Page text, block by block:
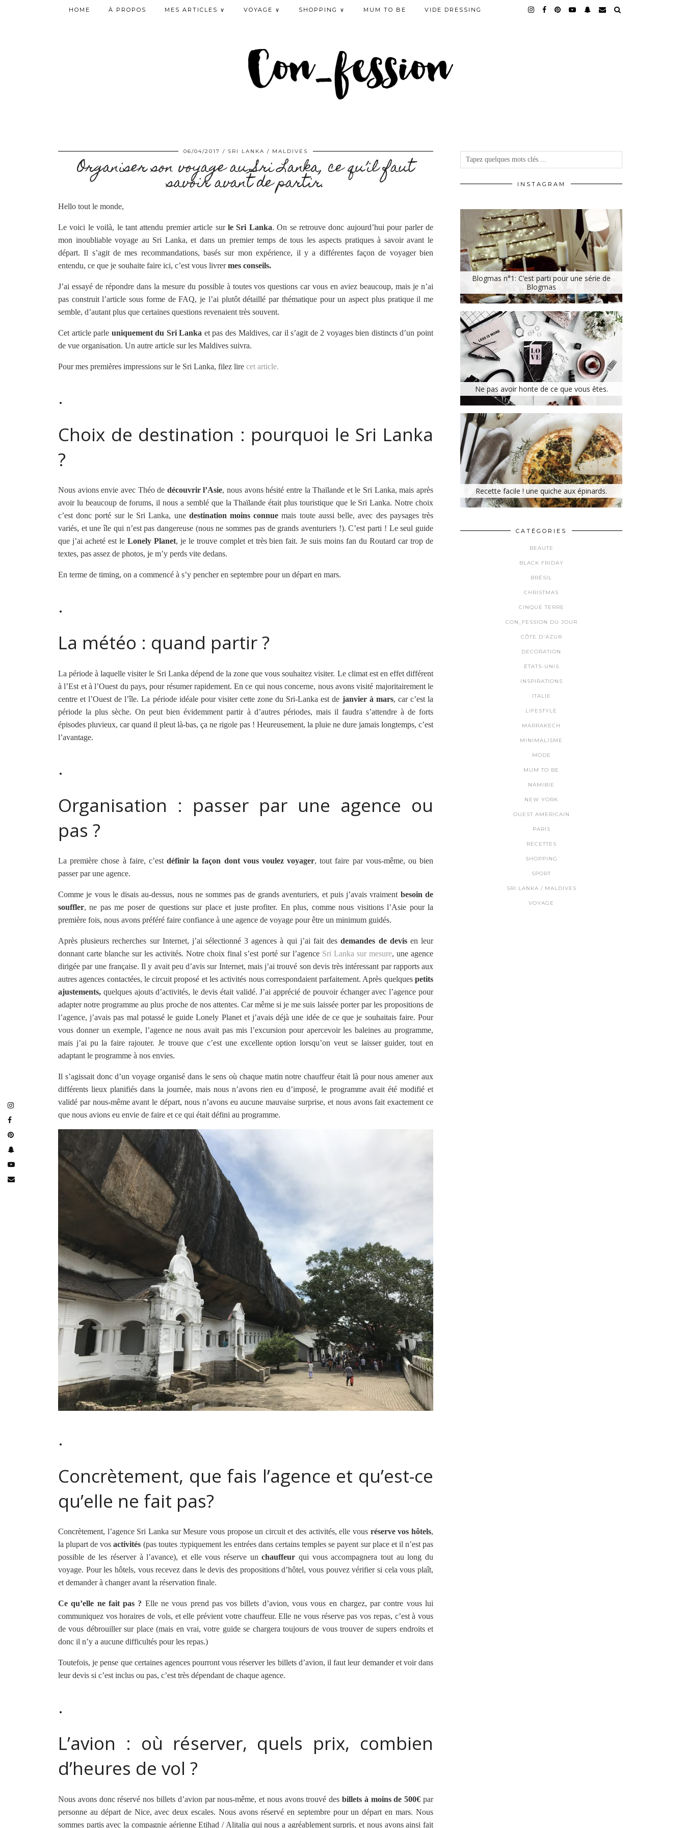
HOME À PROPOS MES ARTICLES ∨ VOYAGE ∨ SHOPPING ∨ MUM TO BE VIDE DRESSING
06/04/2017 SRI LANKA / MALDIVES
Organiser son voyage au Sri Lanka, ce qu’il faut
savoir avant de partir.
Hello tout le monde,
Le voici le voilà, le tant attendu premier article sur le Sri Lanka. On se retrouve donc aujourd’hui pour parler de
mon inoubliable voyage au Sri Lanka, et dans un premier temps de tous les aspects pratiques à savoir avant le
départ. Il s’agit de mes recommandations, basés sur mon expérience, il y a différentes façon de voyager bien
entendu, ce que je souhaite faire ici, c’est vous livrermes conseils.
J’ai essayé de répondre dans la mesure du possible à toutes vos questions car vous en aviez beaucoup, mais je n’ai
pas construit l’article sous forme de FAQ, je l’ai plutôt détaillé par thématique pour un aspect plus pratique il me
semble, d’autant plus que certaines questions revenaient très souvent.
Cet article parle uniquement du Sri Lanka et pas des Maldives, car il s’agit de 2 voyages bien distincts d’un point
de vue organisation. Un autre article sur les Maldives suivra.
Pour mes premières impressions sur le Sri Lanka, filez lire cet article.
.
Choix de destination : pourquoi le Sri Lanka
?
Nous avions envie avec Théo de découvrir l’Asie, nous avons hésité entre la Thaïlande et le Sri Lanka, mais après
avoir lu beaucoup de forums, il nous a semblé que la Thaïlande était plus touristique que le Sri Lanka. Notre choix
c’est donc porté sur le Sri Lanka, une destination moins connue mais toute aussi belle, avec des paysages très
variés, et une île qui n’est pas dangereuse (nous ne sommes pas de grands aventuriers !). C’est parti ! Le seul guide
que j’ai acheté est le Lonely Planet, je le trouve complet et très bien fait. Je suis moins fan du Routard car trop de
textes, pas assez de photos, je m’y perds vite dedans.
En terme de timing, on a commencé à s’y pencher en septembre pour un départ en mars.
.
La météo : quand partir ?
La période à laquelle visiter le Sri Lanka dépend de la zone que vous souhaitez visiter. Le climat est en effet différent
à l’Est et à l’Ouest du pays, pour résumer rapidement. En ce qui nous concerne, nous avons visité majoritairement le
centre et l’Ouest de l’île. La période idéale pour visiter cette zone du Sri-Lanka est de janvier à mars, car c’est la
période la plus sèche. On peut bien évidemment partir à d’autres périodes, mais il faudra s’attendre à de forts
épisodes pluvieux, car quand il pleut là-bas, ça ne rigole pas ! Heureusement, la pluie ne dure jamais longtemps, c’est
l’avantage.
.
Organisation : passer par une agence ou
pas ?
La première chose à faire, c’estdéfinir la façon dont vous voulez voyager, tout faire par vous-même, ou bien
passer par une agence.
Comme je vous le disais au-dessus, nous ne sommes pas de grands aventuriers, et puis j’avais vraiment besoin de
souffler, ne pas me poser de questions sur place et juste profiter. En plus, comme nous visitions l’Asie pour la
première fois, nous avons préféré faire confiance à une agence de voyage pour être un minimum guidés.
Après plusieurs recherches sur Internet, j’ai sélectionné 3 agences à qui j’ai fait desdemandes de devisen leur
donnant carte blanche sur les activités. Notre choix final s’est porté sur l’agence Sri Lanka sur mesure, une agence
dirigée par une française. Il y avait peu d’avis sur Internet, mais j’ai trouvé son devis très intéressant par rapports aux
autres agences contactées, le circuit proposé et les activités nous correspondaient parfaitement. Après quelques petits
ajustements, quelques ajouts d’activités, le devis était validé. J’ai apprécié de pouvoir échanger avec l’agence pour
adapter notre programme au plus proche de nos attentes. Car même si je me suis laissée porter par les propositions de
l’agence, j’avais pas mal potassé le guide Lonely Planet et j’avais déjà une idée de ce que je souhaitais faire. Pour
vous donner un exemple, l’agence ne nous avait pas mis l’excursion pour apercevoir les baleines au programme,
mais j’ai pu la faire rajouter. Je trouve que c’est une excellente option lorsqu’on veut se laisser guider, tout en
adaptant le programme à nos envies.
Il s’agissait donc d’un voyage organisé dans le sens où chaque matin notre chauffeur était là pour nous amener aux
différents lieux planifiés dans la journée, mais nous n’avons rien eu d’imposé, le programme avait été modifié et
validé par nous-même avant le départ, nous n’avons eu aucune mauvaise surprise, et nous avons fait exactement ce
que nous avions eu envie de faire et ce qui était défini au programme.
.
Concrètement, que fais l’agence et qu’est-ce
qu’elle ne fait pas?
Concrètement, l’agence Sri Lanka sur Mesure vous propose un circuit et des activités, elle vous réserve vos hôtels,
la plupart de vosactivités (pas toutes :typiquement les entrées dans certains temples se payent sur place et il n’est pas
possible de les réserver à l’avance), et elle vous réserve unchauffeur qui vous accompagnera tout au long du
voyage. Pour les hôtels, vous recevez dans le devis des propositions d’hôtel, vous pouvez vérifier si cela vous plaît,
et demander à changer avant la réservation finale.
Ce qu’elle ne fait pas ? Elle ne vous prend pas vos billets d’avion, vous vous en chargez, par contre vous lui
communiquez vos horaires de vols, et elle prévient votre chauffeur. Elle ne vous réserve pas vos repas, c’est à vous
de vous débrouiller sur place (mais en vrai, votre guide se chargera toujours de vous trouver de supers endroits et
donc il n’y a aucune difficultés pour les repas.)
Toutefois, je pense que certaines agences pourront vous réserver les billets d’avion, il faut leur demander et voir dans
leur devis si c’est inclus ou pas, c’est très dépendant de chaque agence.
.
L’avion : où réserver, quels prix, combien
d’heures de vol ?
Nous avons donc réservé nos billets d’avion par nous-même, et nous avons trouvé desbillets à moins de 500€ par
personne au départ de Nice, avec deux escales. Nous avons réservé en septembre pour un départ en mars. Nous
sommes partis avec la compagnie aérienne Etihad / Alitalia qui nous a agréablement surpris, et nous avons ainsi fait
INSTAGRAM
Blogmas n°1: C’est parti pour une série de
Blogmas
Ne pas avoir honte de ce que vous êtes.
Recette facile ! une quiche aux épinards.
CATÉGORIES
BEAUTE
BLACK FRIDAY
BRÉSIL
CHRISTMAS
CINQUE TERRE
CON_FESSION DU JOUR
CÔTE D'AZUR
DECORATION
ÉTATS-UNIS
INSPIRATIONS
ITALIE
LIFESTYLE
MARRAKECH
MINIMALISME
MODE
MUM TO BE
NAMIBIE
NEW YORK
OUEST AMERICAIN
PARIS
RECETTES
SHOPPING
SPORT
SRI LANKA / MALDIVES
VOYAGE